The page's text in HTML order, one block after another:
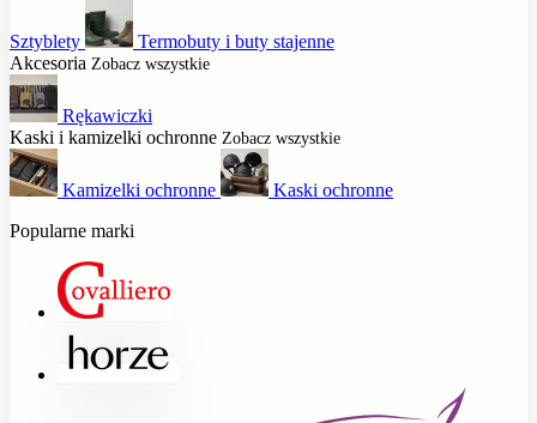
Sztyblety
Termobuty i buty stajenne
Akcesoria Zobacz wszystkie
Rękawiczki
Kaski i kamizelki ochronne Zobacz wszystkie
Kamizelki ochronne
Kaski ochronne
Popularne marki